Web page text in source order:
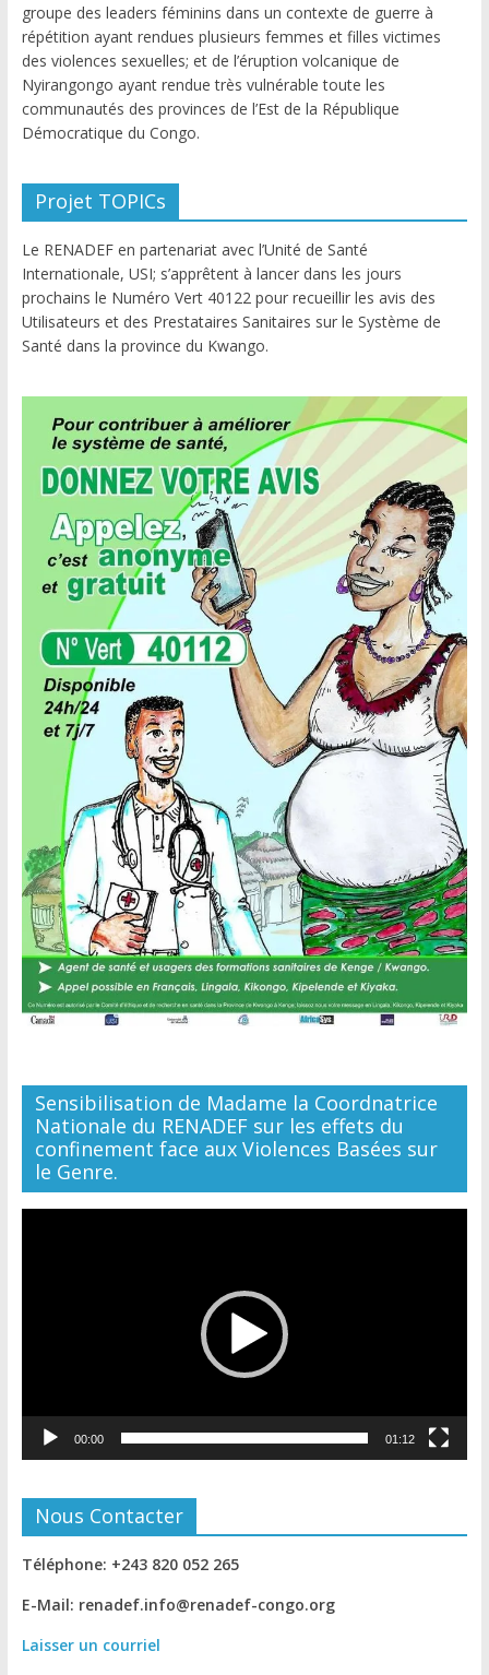
groupe des leaders féminins dans un contexte de guerre à
répétition ayant rendues plusieurs femmes et filles victimes
des violences sexuelles; et de l’éruption volcanique de
Nyirangongo ayant rendue très vulnérable toute les
communautés des provinces de l’Est de la République
Démocratique du Congo.
Projet TOPICs
Le RENADEF en partenariat avec l’Unité de Santé
Internationale, USI; s’apprêtent à lancer dans les jours
prochains le Numéro Vert 40122 pour recueillir les avis des
Utilisateurs et des Prestataires Sanitaires sur le Système de
Santé dans la province du Kwango.
Sensibilisation de Madame la Coordnatrice
Nationale du RENADEF sur les effets du
confinement face aux Violences Basées sur
le Genre.
00:00 01:12
Nous Contacter
Téléphone: +243 820 052 265
E-Mail: renadef.info@renadef-congo.org
Laisser un courriel